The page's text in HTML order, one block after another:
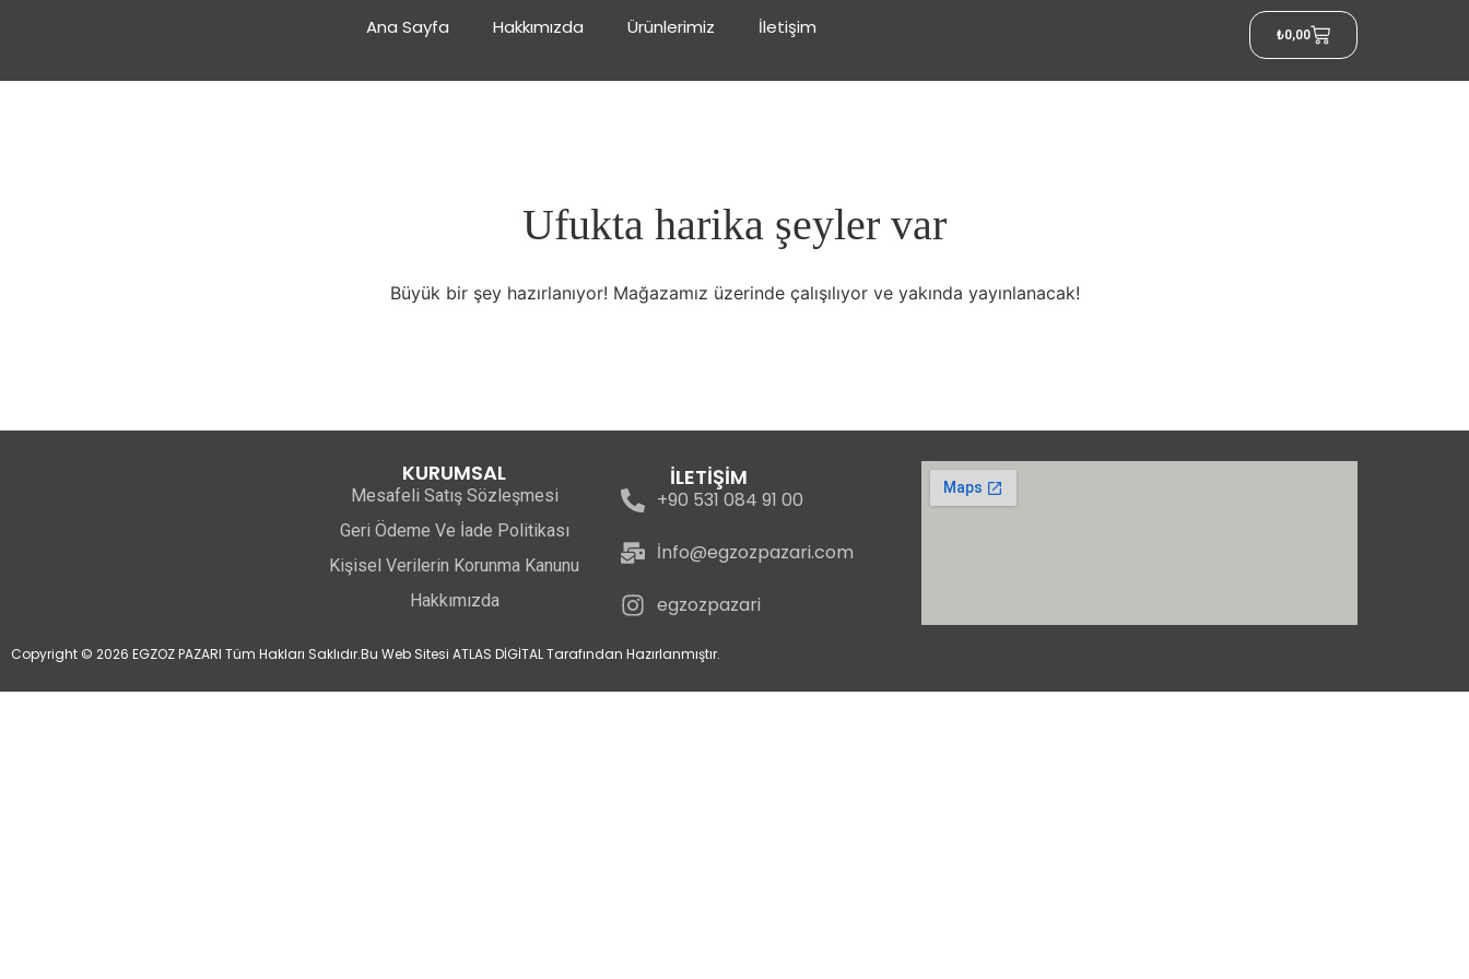
Ana Sayfa Hakkımızda Ürünlerimiz İletişim ₺0,00
Ufukta harika şeyler var
Büyük bir şey hazırlanıyor! Mağazamız üzerinde çalışılıyor ve yakında yayınlanacak!
KURUMSAL
Mesafeli Satış Sözleşmesi
Geri Ödeme Ve İade Politikası
Kişisel Verilerin Korunma Kanunu
Hakkımızda
İLETİŞİM
+90 531 084 91 00
İnfo@egzozpazari.com
egzozpazari
Copyright © 2026 EGZOZ PAZARI Tüm Hakları Saklıdır.Bu Web Sitesi ATLAS DİGİTAL Tarafından Hazırlanmıştır.